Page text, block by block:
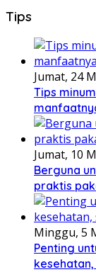
Tips
Jumat, 24
Tips
Jumat, 10
Berguna
praktis
Minggu, 5
Penting